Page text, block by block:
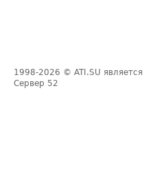
1998-2026 © ATI.SU
Сервер 52